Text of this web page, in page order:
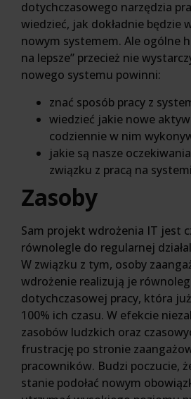
dotychczasowego narzędzia
wiedzieć, jak dokładnie będzie
nowym systemem. Ale ogólne
na lepsze” przecież nie
nowego systemu powinni:
znać sposób pracy z
wiedzieć jakie nowe
codziennie w nim
jakie są nasze
związku z pracą na
Zasoby
Sam projekt wdrożenia IT jest
równolegle do regularnej
W związku z tym, osoby
wdrożenie realizują je
dotychczasowej pracy, która
100% ich czasu. W efekcie
zasobów ludzkich oraz
frustrację po stronie
pracowników. Budzi poczucie,
stanie podołać nowym